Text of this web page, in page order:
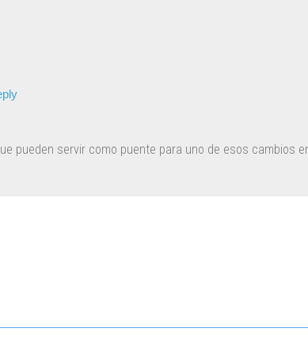
pueden servir como puente para uno de esos cambios